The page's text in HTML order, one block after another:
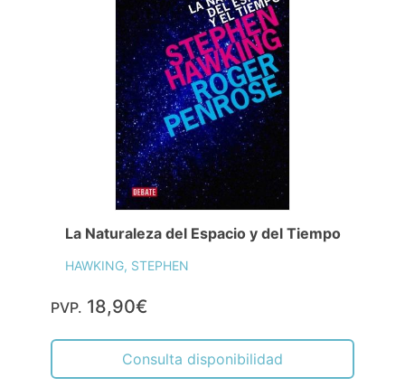
La Naturaleza del Espacio y del Tiempo
HAWKING, STEPHEN
PVP. 18,90€
Consulta disponibilidad